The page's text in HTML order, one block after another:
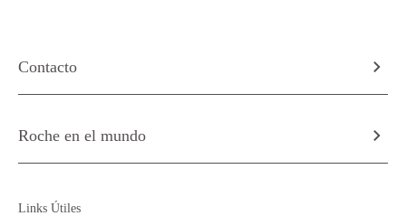
Contacto
Roche en el mundo
Links Útiles